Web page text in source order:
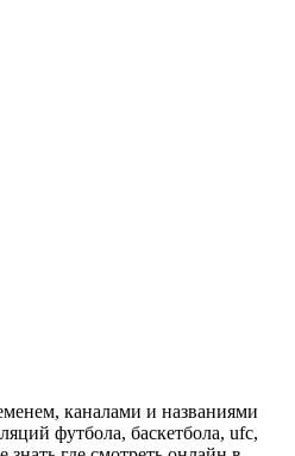
каналами и названиями
футбола, баскетбола, ufc,